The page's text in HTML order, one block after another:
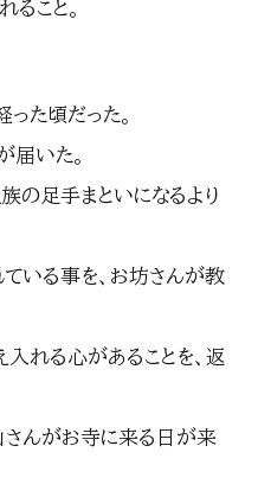
ること。
た頃だった。
届いた。
の足手まといになるより
いる事を、お坊さんが教
れる心があることを、返
さんがお寺に来る日が来